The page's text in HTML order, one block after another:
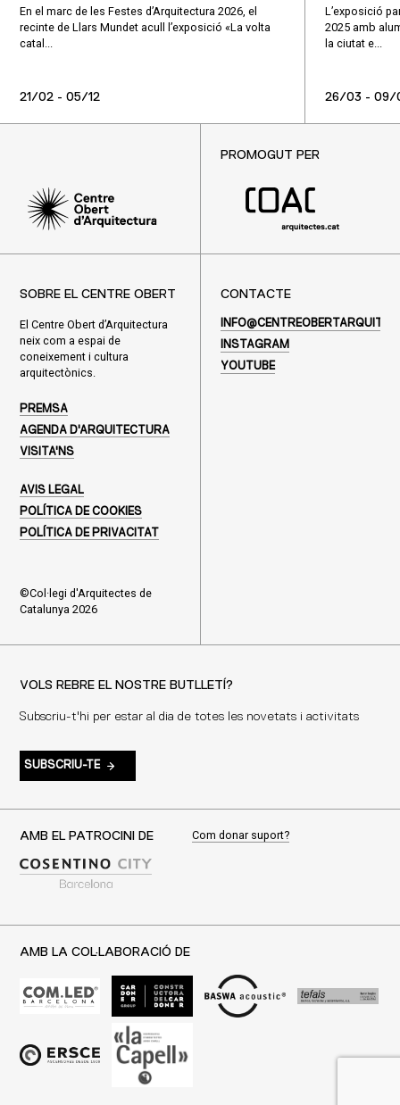
En el marc de les Festes d’Arquitectura 2026, el
recinte de Llars Mundet acull l’exposició «La volta
catal...
21/02 - 05/12
L’exposició
2025 amb
la ciutat e...
26/03 - 09/
PROMOGUT PER
SOBRE EL CENTRE OBERT
El Centre Obert d’Arquitectura
neix com a espai de
coneixement i cultura
arquitectònics.
PREMSA
AGENDA D'ARQUITECTURA
VISITA'NS
AVIS LEGAL
POLÍTICA DE COOKIES
POLÍTICA DE PRIVACITAT
©Col·legi d'Arquitectes de
Catalunya 2026
CONTACTE
INSTAGRAM
YOUTUBE
VOLS REBRE EL NOSTRE BUTLLETÍ?
Subscriu-t'hi per estar al dia de totes les novetats i activitats
SUBSCRIU-TE
AMB EL PATROCINI DE Com donar suport?
AMB LA COL·LABORACIÓ DE